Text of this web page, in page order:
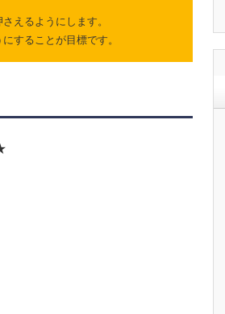
えるようにします。
することが目標です。